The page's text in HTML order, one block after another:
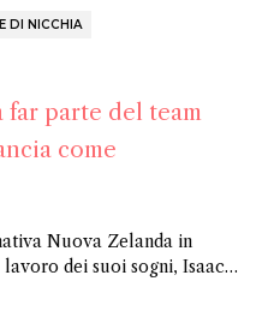
DI NICCHIA
far parte del team
come
Nuova Zelanda in
dei suoi sogni, Isaac
di IFF come Profumiere